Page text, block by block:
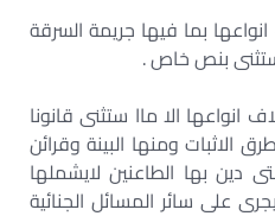
انواعها بما فيها جريمة السرقة
ستثنى بنص خاص .
انواعها الا ماا ستثنى قانونا
الاثبات ومنها البينة وقرائن
دين بها الطاعنين لايشملها
على سائر المسائل الجنائية